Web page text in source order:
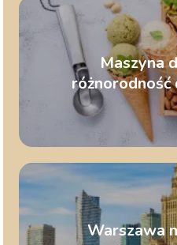
Maszyna
różnorodność
przygotować
Warszawa